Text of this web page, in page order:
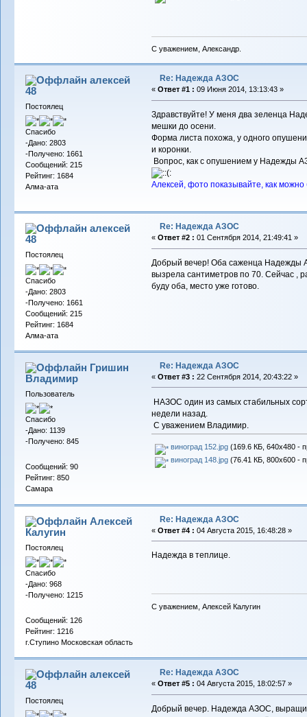
С уважением, Александр.
алексей
48
Постоялец
Спасибо
-Дано: 2803
-Получено: 1661
Сообщений: 215
Рейтинг: 1684
Алма-ата
Re: Надежда АЗОС
« Ответ #1 : 09 Июня 2014, 13:13:43 »
Здравствуйте! У меня два зеленца
мешки до осени.
Форма листа похожа, у одного
и коронки.
Вопрос, как с опушением у Надежды
Алексей, фото показывайте, как
алексей
48
Постоялец
Спасибо
-Дано: 2803
-Получено: 1661
Сообщений: 215
Рейтинг: 1684
Алма-ата
Re: Надежда АЗОС
« Ответ #2 : 01 Сентября 2014, 21:49:41 »
Добрый вечер! Оба саженца Надежды
вызрела сантиметров по 70. Сейчас ,
буду оба, место уже готово.
Гришин
Владимир
Пользователь
Спасибо
-Дано: 1139
-Получено: 845
Сообщений: 90
Рейтинг: 850
Самара
Re: Надежда АЗОС
« Ответ #3 : 22 Сентября 2014, 20:43:22 »
НАЗОС один из самых стабильных
недели назад.
С уважением Владимир.
виноград 152.jpg(169.6 КБ, 640x480 -
виноград 148.jpg(76.41 КБ, 800x600 -
Алексей
Калугин
Постоялец
Спасибо
-Дано: 968
-Получено: 1215
Сообщений: 126
Рейтинг: 1216
г.Ступино Московская область
Re: Надежда АЗОС
« Ответ #4 : 04 Августа 2015, 16:48:28 »
Надежда в теплице.
С уважением, Алексей Калугин
алексей
48
Постоялец
Re: Надежда АЗОС
« Ответ #5 : 04 Августа 2015, 18:02:57 »
Добрый вечер. Надежда АЗОС,